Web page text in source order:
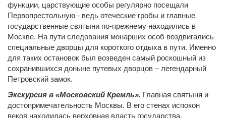
функции, царствующие особы регулярно посещали
Первопрестольную - ведь отеческие гробы и главные
государственные святыни по-прежнему находились в
Москве. На пути следования монарших особ воздвигались
специальные дворцы для короткого отдыха в пути. Именно
для таких остановок был возведен самый роскошный из
сохранившихся доныне путевых дворцов – легендарный
Петровский замок.
Экскурсия в «Московский Кремль». Главная святыня и
достопримечательность Москвы. В его стенах испокон
веков находилась верховная власть государства,